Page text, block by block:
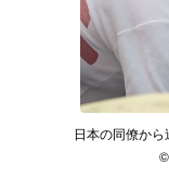
日本の同僚か